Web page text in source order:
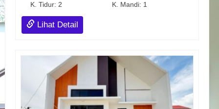
K. Tidur: 2 K. Mandi: 1
Lihat Detail